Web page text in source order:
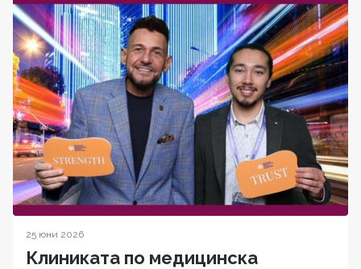
25 юни 2026
Клиниката по медицинска